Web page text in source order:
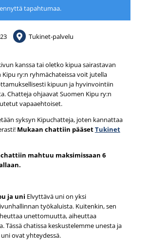
tapahtumaa.
Tukinet-palvelu
kanssa tai oletko kipua sairastavan
Kipu ry:n ryhmächateissa voit jutella
kipuun ja hyvinvointiin
Chatteja ohjaavat Suomen Kipu ry:n
vapaaehtoiset.
syksyn Kipuchatteja, joten kannattaa
Mukaan chattiin pääsetTukinet
mahtuu maksimissaan 6
ja uni Elvyttävä uni on yksi
työkaluista. Kuitenkin, sen
unettomuutta, aiheuttaa
Tässä chatissa keskustelemme unesta ja
ovat yhteydessä.